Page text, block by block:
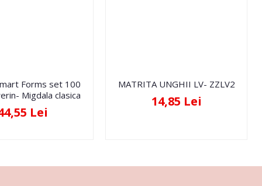
Forms set 100
Migdala clasica
Lei
MATRITA UNGHII LV- ZZLV2
14,85 Lei